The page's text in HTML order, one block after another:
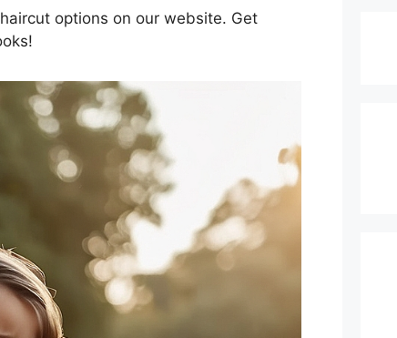
options on our website. Get